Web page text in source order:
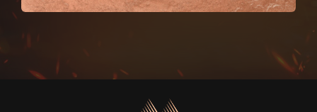
Пользуясь данной формой вы соглашаетесь с политикой компании